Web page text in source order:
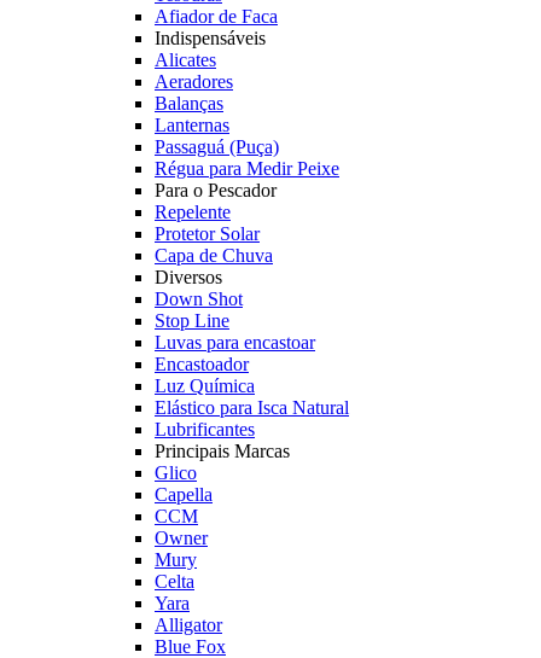
Afiador de Faca
Indispensáveis
Alicates
Aeradores
Balanças
Lanternas
Passaguá (Puça)
Régua para Medir Peixe
Para o Pescador
Repelente
Protetor Solar
Capa de Chuva
Diversos
Down Shot
Stop Line
Luvas para encastoar
Encastoador
Luz Química
Elástico para Isca Natural
Lubrificantes
Principais Marcas
Glico
Capella
CCM
Owner
Mury
Celta
Yara
Alligator
Blue Fox